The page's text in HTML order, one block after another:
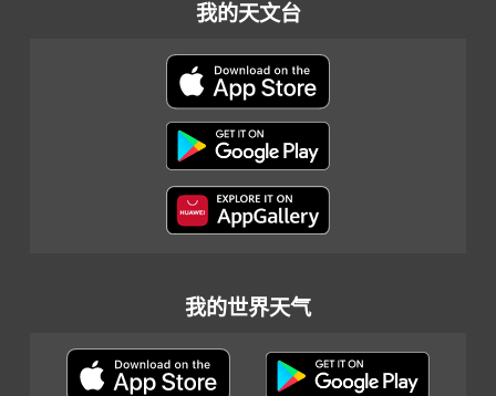
我的天文台
我的世界天气